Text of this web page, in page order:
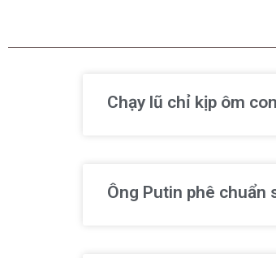
Chạy lũ chỉ kịp ôm
Ông Putin phê chuẩn